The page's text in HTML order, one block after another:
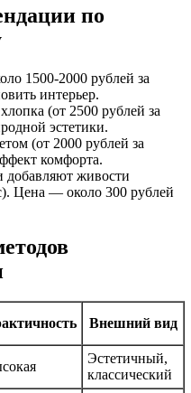
по
1500-2000 рублей за
интерьер.
(от 2500 рублей за
эстетики.
(от 2000 рублей за
комфорта.
живости
Цена — около 300 рублей
Внешний вид
Эстетичный,
классический